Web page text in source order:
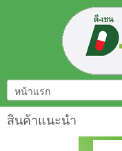
สินค้าแนะนำ